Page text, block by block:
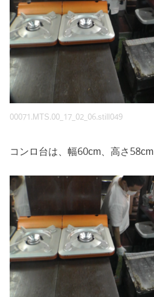
00071.MTS.00_17_02_06.still049
コンロ台は、幅60cm、高さ58cm